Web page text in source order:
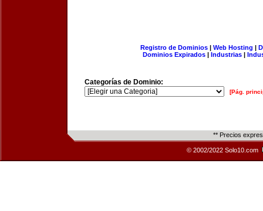
Registro de Dominios| Web Hosting |
Dominios Expirados | Industrias |
Categorías de Dominio:
[Pág.
** Precios
© 2002/2022 Solo10.com